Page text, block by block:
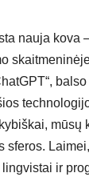
nauja kova
mūsų
sferos.
ir